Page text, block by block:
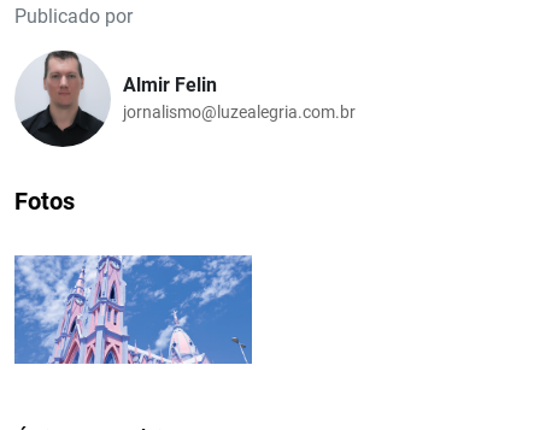
Publicado por
Almir Felin
jornalismo@luzealegria.com.br
Fotos